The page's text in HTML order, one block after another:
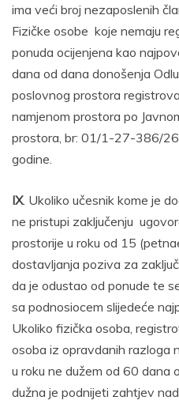
ima veći broj nezaposlenih
Fizičke osobe koje nemaju
ponuda ocijenjena kao
dana od dana donošenja
poslovnog prostora
namjenom prostora po
prostora, br: 01/1-27-386/
godine.
IX. Ukoliko učesnik kome je
ne pristupi zaključenju
prostorije u roku od 15
dostavljanja poziva za
da je odustao od ponude te
sa podnosiocem slijedeće
Ukoliko fizička osoba,
osoba iz opravdanih razloga
u roku ne dužem od 60 dana
dužna je podnijeti zahtjev